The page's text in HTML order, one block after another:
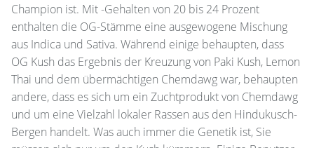
Champion ist. Mit -Gehalten von 20 bis 24 Prozent
enthalten die OG-Stämme eine ausgewogene Mischung
aus Indica und Sativa. Während einige behaupten, dass
OG Kush das Ergebnis der Kreuzung von Paki Kush, Lemon
Thai und dem übermächtigen Chemdawg war, behaupten
andere, dass es sich um ein Zuchtprodukt von Chemdawg
und um eine Vielzahl lokaler Rassen aus den Hindukusch-
Bergen handelt. Was auch immer die Genetik ist, Sie